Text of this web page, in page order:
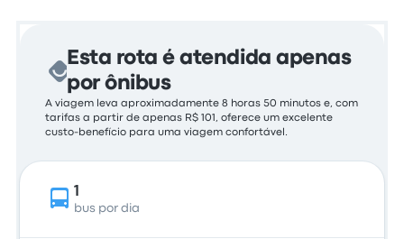
Esta rota é atendida apenas
por ônibus
A viagem leva aproximadamente 8 horas 50 minutos e, com
tarifas a partir de apenas R$ 101, oferece um excelente
custo-benefício para uma viagem confortável.
1
bus por dia